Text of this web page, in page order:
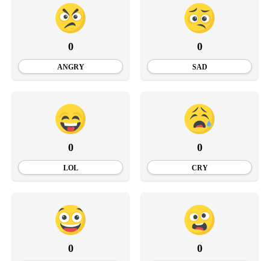
0
ANGRY
0
SAD
0
LOL
0
CRY
0 0